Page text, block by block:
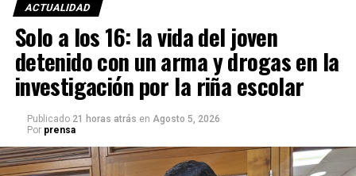
ACTUALIDAD
Solo a los 16: la vida del joven
detenido con un arma y drogas en la
investigación por la riña escolar
Publicado 21 horas atrás en Agosto 5, 2026
Por prensa